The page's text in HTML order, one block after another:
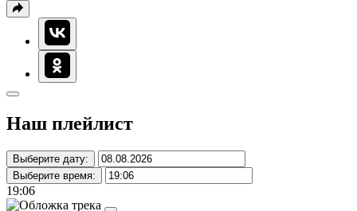
Наш плейлист
Выберите дату:
Выберите время:
19:06